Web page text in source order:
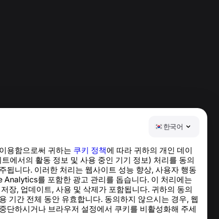
한국어
용함으로써 귀하는 쿠키 정책에 따라 귀하의 개인 데이
에서의 활동 정보 및 사용 중인 기기 정보) 처리를 동의
됩니다. 이러한 처리는 웹사이트 성능 향상, 사용자 행동
Analytics를 포함한 광고 관리를 돕습니다. 이 처리에는
장, 업데이트, 사용 및 삭제가 포함됩니다. 귀하의 동의
기간 전체 동안 유효합니다. 동의하지 않으시는 경우, 웹
단하시거나 브라우저 설정에서 쿠키를 비활성화해 주세
도움말 센터
뉴스 및 기사
프로젝트 소개
연락처